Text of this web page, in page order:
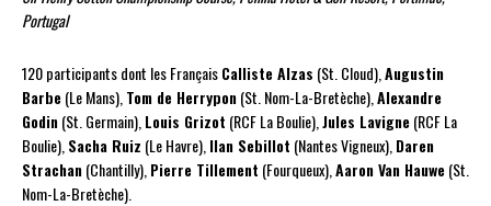
Portugal
120 participants dont les FrançaisCalliste Alzas (St. Cloud), Augustin
Barbe(Le Mans), Tom de Herrypon(St. Nom-La-Bretèche), Alexandre
Godin(St. Germain), Louis Grizot (RCF La Boulie), Jules Lavigne(RCF La
Boulie), Sacha Ruiz (Le Havre), Ilan Sebillot (Nantes Vigneux), Daren
Strachan(Chantilly), Pierre Tillement (Fourqueux), Aaron Van Hauwe(St.
Nom-La-Bretèche).